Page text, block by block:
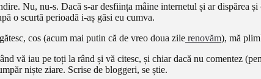
Nu, nu-s. Dacă s-ar desființa mâine internetul și ar dispărea
o scurtă perioadă i-aș găsi eu cumva.
cos (acum mai putin că de vreo doua zile renovăm), mă
vă iau pe toți la rând și vă citesc, și chiar dacă nu comentez
niște ziare. Scrise de bloggeri, se știe.